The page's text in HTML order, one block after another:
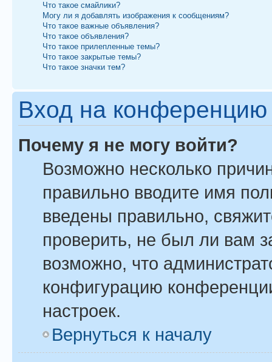
Что такое смайлики?
Могу ли я добавлять изображения к сообщениям?
Что такое важные объявления?
Что такое объявления?
Что такое прилепленные темы?
Что такое закрытые темы?
Что такое значки тем?
Вход на конференцию
Почему я не могу войти?
Возможно несколько
правильно вводите имя
введены правильно,
проверить, не был ли вам
возможно, что
конфигурацию
настроек.
Вернуться к началу